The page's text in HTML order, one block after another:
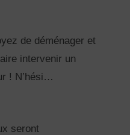
de déménager et
intervenir un
! N’hési…
seront